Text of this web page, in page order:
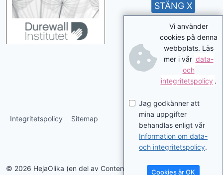
Integritetspolicy Sitemap
© 2026 HejaOlika (en del av Contentverkstan.se)
Vi använder
cookies på denna
webbplats. Läs
mer i vår data-
och
integritetspolicy .
Jag godkänner att
mina uppgifter
behandlas enligt vår
Information om data-
och integritetspolicy.
Cookies är OK
STÄNG X